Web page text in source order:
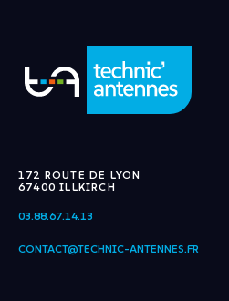
172 ROUTE DE LYON
67400 ILLKIRCH
03.88.67.14.13
CONTACT@TECHNIC-ANTENNES.FR